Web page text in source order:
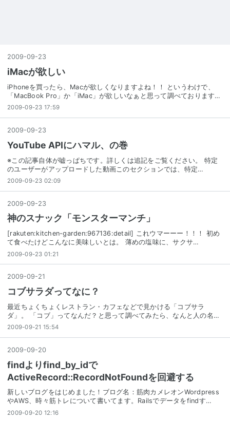
2009-09-23
iMacが欲しい
iPhoneを買ったら、Macが欲しくなりますよね！！ というわけで、
「MacBook Pro」か「iMac」が欲しいなぁと思って調べております…
2009-09-23 17:59
2009-09-23
YouTube APIにハマル、の巻
※この記事自体が嘘っぱちです。詳しくは追記をご覧ください。 特定
のユーザーがアップロードした動画このセクションでは、特定…
2009-09-23 02:09
2009-09-23
神のスナック「モンスターマンチ」
[rakuten:kitchen-garden:967136:detail] これウマーーー！！！ 初め
て食べたけどこんなに美味しいとは。 薄めの塩味に、サクサ…
2009-09-23 01:21
2009-09-21
コブサラダってなに？
最近ちょくちょくレストラン・カフェなどで見かける「コブサラ
ダ」。 「コブ」ってなんだ？と思って調べてみたら、なんと人の名…
2009-09-21 15:54
2009-09-20
findよりfind_by_idで
ActiveRecord::RecordNotFoundを回避する
新しいブログをはじめました！ブログ名：筋肉カメレオンWordpress
やAWS、時々筋トレについて書いてます。Railsでデータをfindす…
2009-09-20 12:16